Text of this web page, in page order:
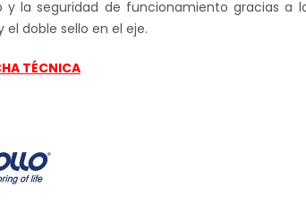
y la seguridad de funcionamiento gracias a
doble sello en el eje.
TÉCNICA